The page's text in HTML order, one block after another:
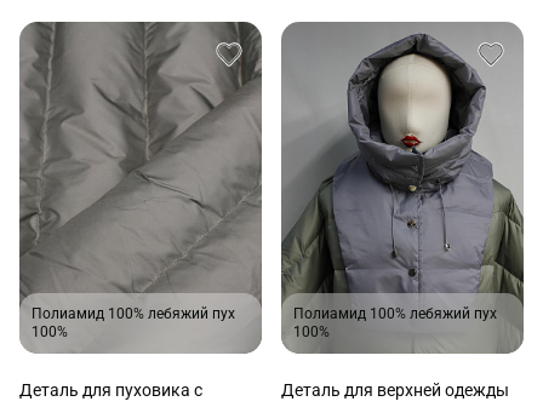
Полиамид 100% лебяжий пух
100%
Деталь для пуховика с
Полиамид 100% лебяжий пух
100%
Деталь для верхней одежды